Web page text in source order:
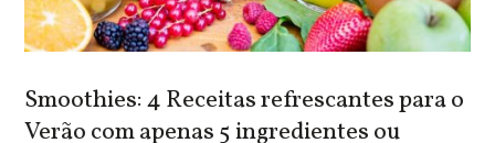
Smoothies: 4 Receitas refrescantes para o
Verão com apenas 5 ingredientes ou